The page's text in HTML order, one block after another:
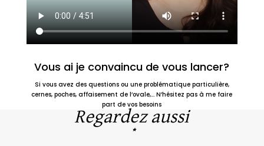
Vous ai je convaincu de vous lancer?
Si vous avez des questions ou une problématique particulière,
cernes, poches, affaisement de l’ovale,… N’hésitez pas à me faire
part de vos besoins
Regardez aussi
*